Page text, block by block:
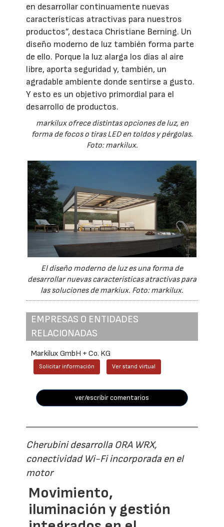
en desarrollar continuamente nuevas
características atractivas para nuestros
productos”, destaca Christiane Berning. Un
diseño moderno de luz también forma parte
de ello. Porque la luz alarga los días al aire
libre, aporta seguridad y, también, un
agradable ambiente donde sentirse a gusto.
Y esto es un objetivo primordial para el
desarrollo de productos.
markilux ofrece distintas opciones de luz, en
forma de focos o tiras LED en toldos y pérgolas.
Foto: markilux.
El diseño moderno de luz es una forma de
desarrollar nuevas características atractivas para
las soluciones de markiux. Foto: markilux.
EMPRESAS O ENTIDADES
RELACIONADAS
Markilux GmbH + Co. KG
Solicitar información Ver stand virtual
ver/escribir comentarios
Cherubini desarrolla ORA WRX,
conectividad Wi-Fi incorporada en el
motor
Movimiento,
iluminación y gestión